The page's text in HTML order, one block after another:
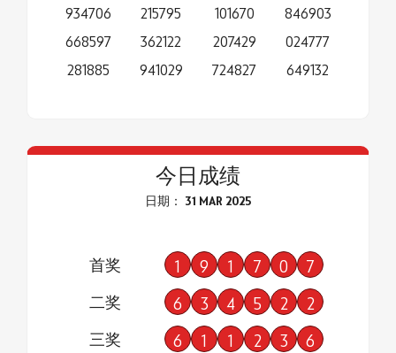
934706
668597
281885
215795
362122
941029
101670
207429
724827
846903
024777
649132
今日成绩
日期： 31 MAR 2025
首奖 1 9 1 7 0 7
二奖 6 3 4 5 2 2
三奖 6 1 1 2 3 6